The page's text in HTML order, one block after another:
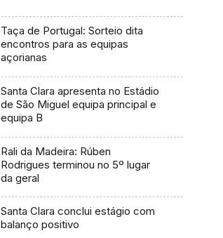
Taça de Portugal: Sorteio dita
encontros para as equipas
açorianas
Santa Clara apresenta no Estádio
de São Miguel equipa principal e
equipa B
Rali da Madeira: Rúben
Rodrigues terminou no 5º lugar
da geral
Santa Clara conclui estágio com
balanço positivo